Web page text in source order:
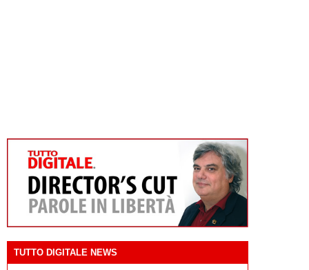
TUTTO DIGITALE NEWS